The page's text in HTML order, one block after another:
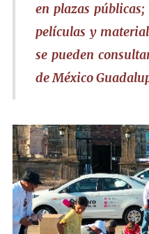
en plazas
películas y
se pueden
de México